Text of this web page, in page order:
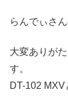
らんでぃさ
大変ありが
す。
DT-102 MXV